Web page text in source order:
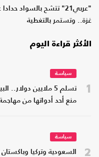
"عربي21" تتشح بالسواد
غزة.. وتستمر بالتغطية
الأكثر قراءة اليوم
1
سياسة
تسلم 5 ملايين
منع أحد أدواتها من
2
سياسة
السعودية وتركيا